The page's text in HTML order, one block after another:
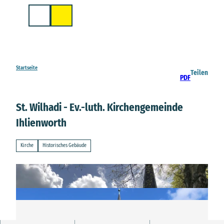
Startseite
PDF
Teilen
St. Wilhadi - Ev.-luth. Kirchengemeinde
Ihlienworth
Kirche Historisches Gebäude